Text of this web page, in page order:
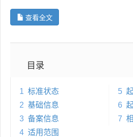
查看全文
目录
1 标准状态
2 基础信息
3 备案信息
4 适用范围
5
6
7